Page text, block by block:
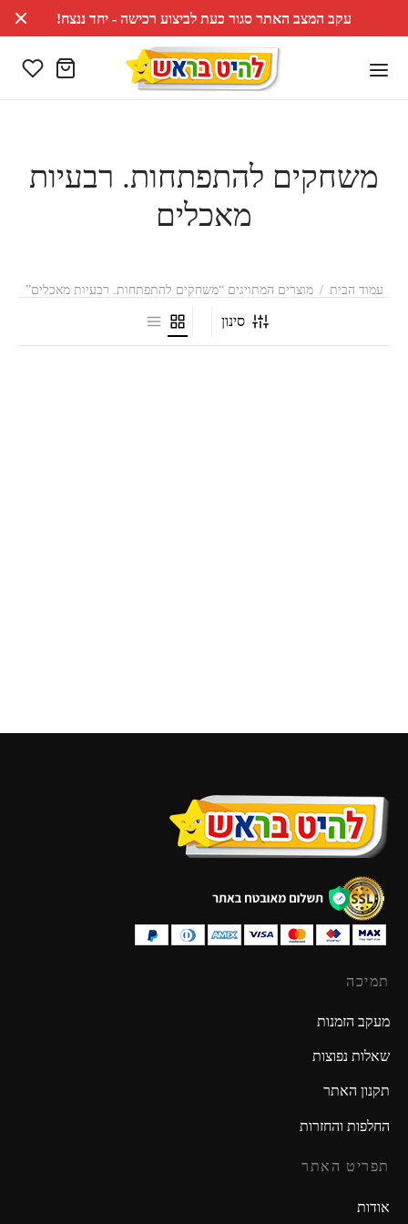
עקב המצב האתר סגור כעת לביצוע רכישה - יחד ננצח!
משחקים להתפתחות. רבעיות
מאכלים
עמוד הבית / מוצרים המתויגים “משחקים להתפתחות. רבעיות מאכלים”
סינון
תמיכה
מעקב הזמנות
שאלות נפוצות
תקנון האתר
החלפות והחזרות
תפריט האתר
אודות